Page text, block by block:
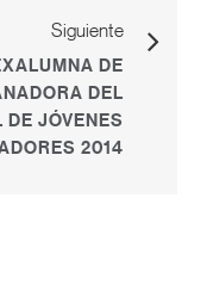
Siguiente
DE
DEL
JÓVENES
2014